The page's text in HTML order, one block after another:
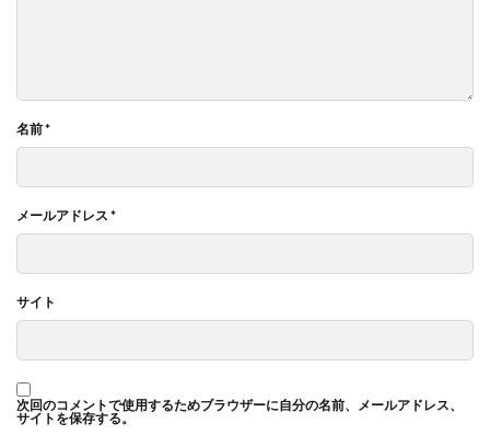
名前*
メールアドレス *
サイト
次回のコメントで使用するためブラウザーに自分の名前、メールアドレス、
サイトを保存する。